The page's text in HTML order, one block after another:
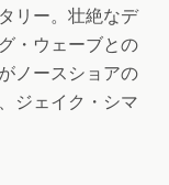
リー。壮絶なデ
・ウェーブとの
ノースショアの
ジェイク・シマ